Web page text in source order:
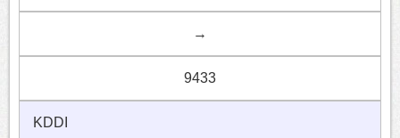
→
9433
KDDI